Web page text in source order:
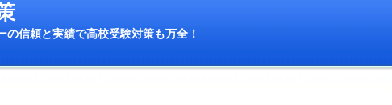
の信頼と実績で高校受験対策も万全！